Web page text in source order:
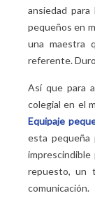
ansiedad
pequeños en
una maestra
referente.
Así que para
colegial en el
Equipaje
esta pequeña
repuesto, un
comunicación.